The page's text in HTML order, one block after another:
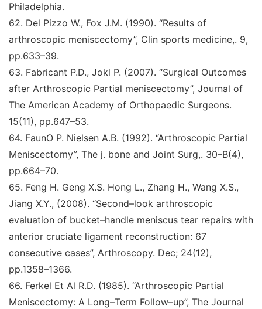
Philadelphia.
62. Del Pizzo W., Fox J.M. (1990). “Results of
arthroscopic meniscectomy”, Clin sports medicine,. 9,
pp.633–39.
63. Fabricant P.D., Jokl P. (2007). “Surgical Outcomes
after Arthroscopic Partial meniscectomy”, Journal of
The American Academy of Orthopaedic Surgeons.
15(11), pp.647–53.
64. FaunO P. Nielsen A.B. (1992). “Arthroscopic Partial
Meniscectomy”, The j. bone and Joint Surg,. 30–B(4),
pp.664–70.
65. Feng H. Geng X.S. Hong L., Zhang H., Wang X.S.,
Jiang X.Y., (2008). “Second–look arthroscopic
evaluation of bucket–handle meniscus tear repairs with
anterior cruciate ligament reconstruction: 67
consecutive cases”, Arthroscopy. Dec; 24(12),
pp.1358–1366.
66. Ferkel Et Al R.D. (1985). “Arthroscopic Partial
Meniscectomy: A Long–Term Follow–up”, The Journal